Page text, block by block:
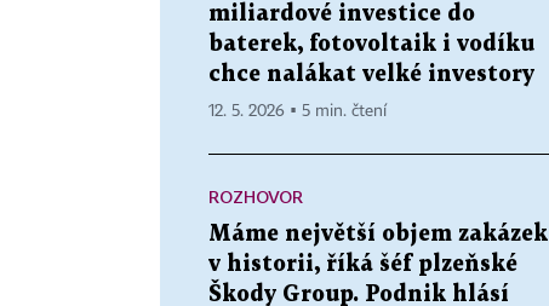
miliardové investice do
baterek, fotovoltaik i vodíku
chce nalákat velké investory
12. 5. 2026 ▪ 5 min. čtení
ROZHOVOR
Máme největší objem zakázek
v historii, říká šéf plzeňské
Škody Group. Podnik hlásí